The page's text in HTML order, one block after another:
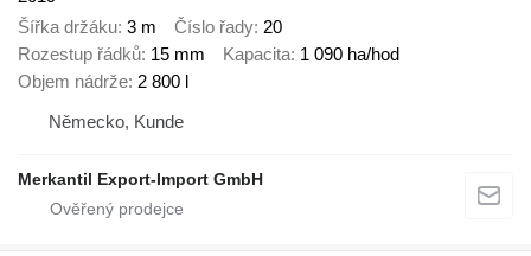
Šířka držáku 3 m Číslo řady 20
Rozestup řádků 15 mm Kapacita 1 090 ha/hod
Objem nádrže 2 800 l
Německo, Kunde
Merkantil Export-Import GmbH